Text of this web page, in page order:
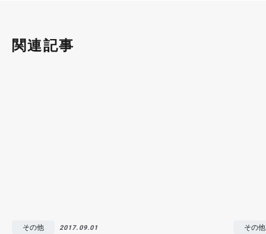
関連記事
その他 2017.09.01 その他